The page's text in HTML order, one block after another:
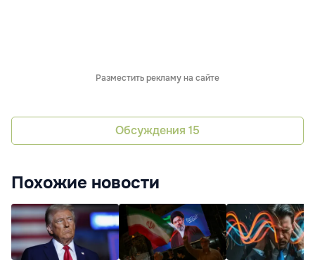
Разместить рекламу на сайте
Обсуждения 15
Похожие новости